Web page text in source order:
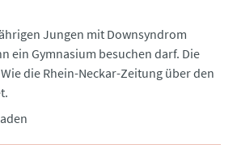
Jungen mit Downsyndrom
ein Gymnasium besuchen darf. Die
die Rhein-Neckar-Zeitung über den